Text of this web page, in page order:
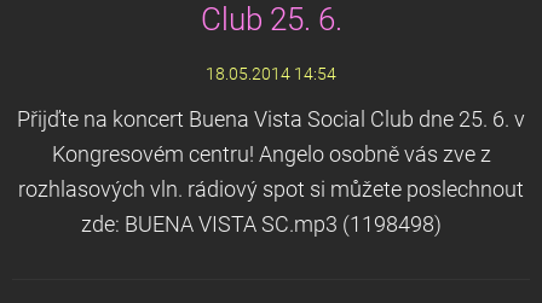
Club 25. 6.
18.05.2014 14:54
Přijďte na koncert Buena Vista Social Club dne 25. 6. v
Kongresovém centru! Angelo osobně vás zve z
rozhlasových vln. rádiový spot si můžete poslechnout
zde: BUENA VISTA SC.mp3 (1198498)